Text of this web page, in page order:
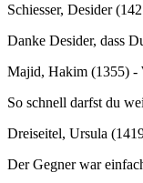
Schiesser, Desider
Danke Desider, dass
Majid, Hakim (1355)
So schnell darfst du
Dreiseitel, Ursula
Der Gegner war